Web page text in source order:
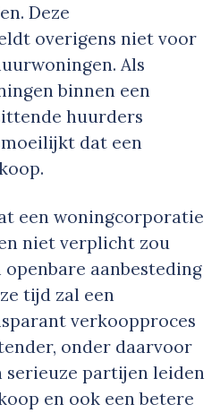
Deze
overigens niet voor
Als
binnen een
huurders
dat een
een woningcorporatie
niet verplicht zou
aanbesteding
tijd zal een
verkoopproces
onder daarvoor
partijen leiden
en ook een betere